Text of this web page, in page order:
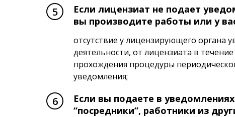
Если лицензиат не подает
вы производите работы или у
отсутствие у лицензирующего органа
деятельности, от лицензиата в
прохождения процедуры
уведомления;
Если вы подаете в
“посредники”, работники из